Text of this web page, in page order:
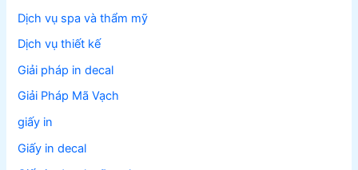
Dịch vụ spa và thẩm mỹ
Dịch vụ thiết kế
Giải pháp in decal
Giải Pháp Mã Vạch
giấy in
Giấy in decal